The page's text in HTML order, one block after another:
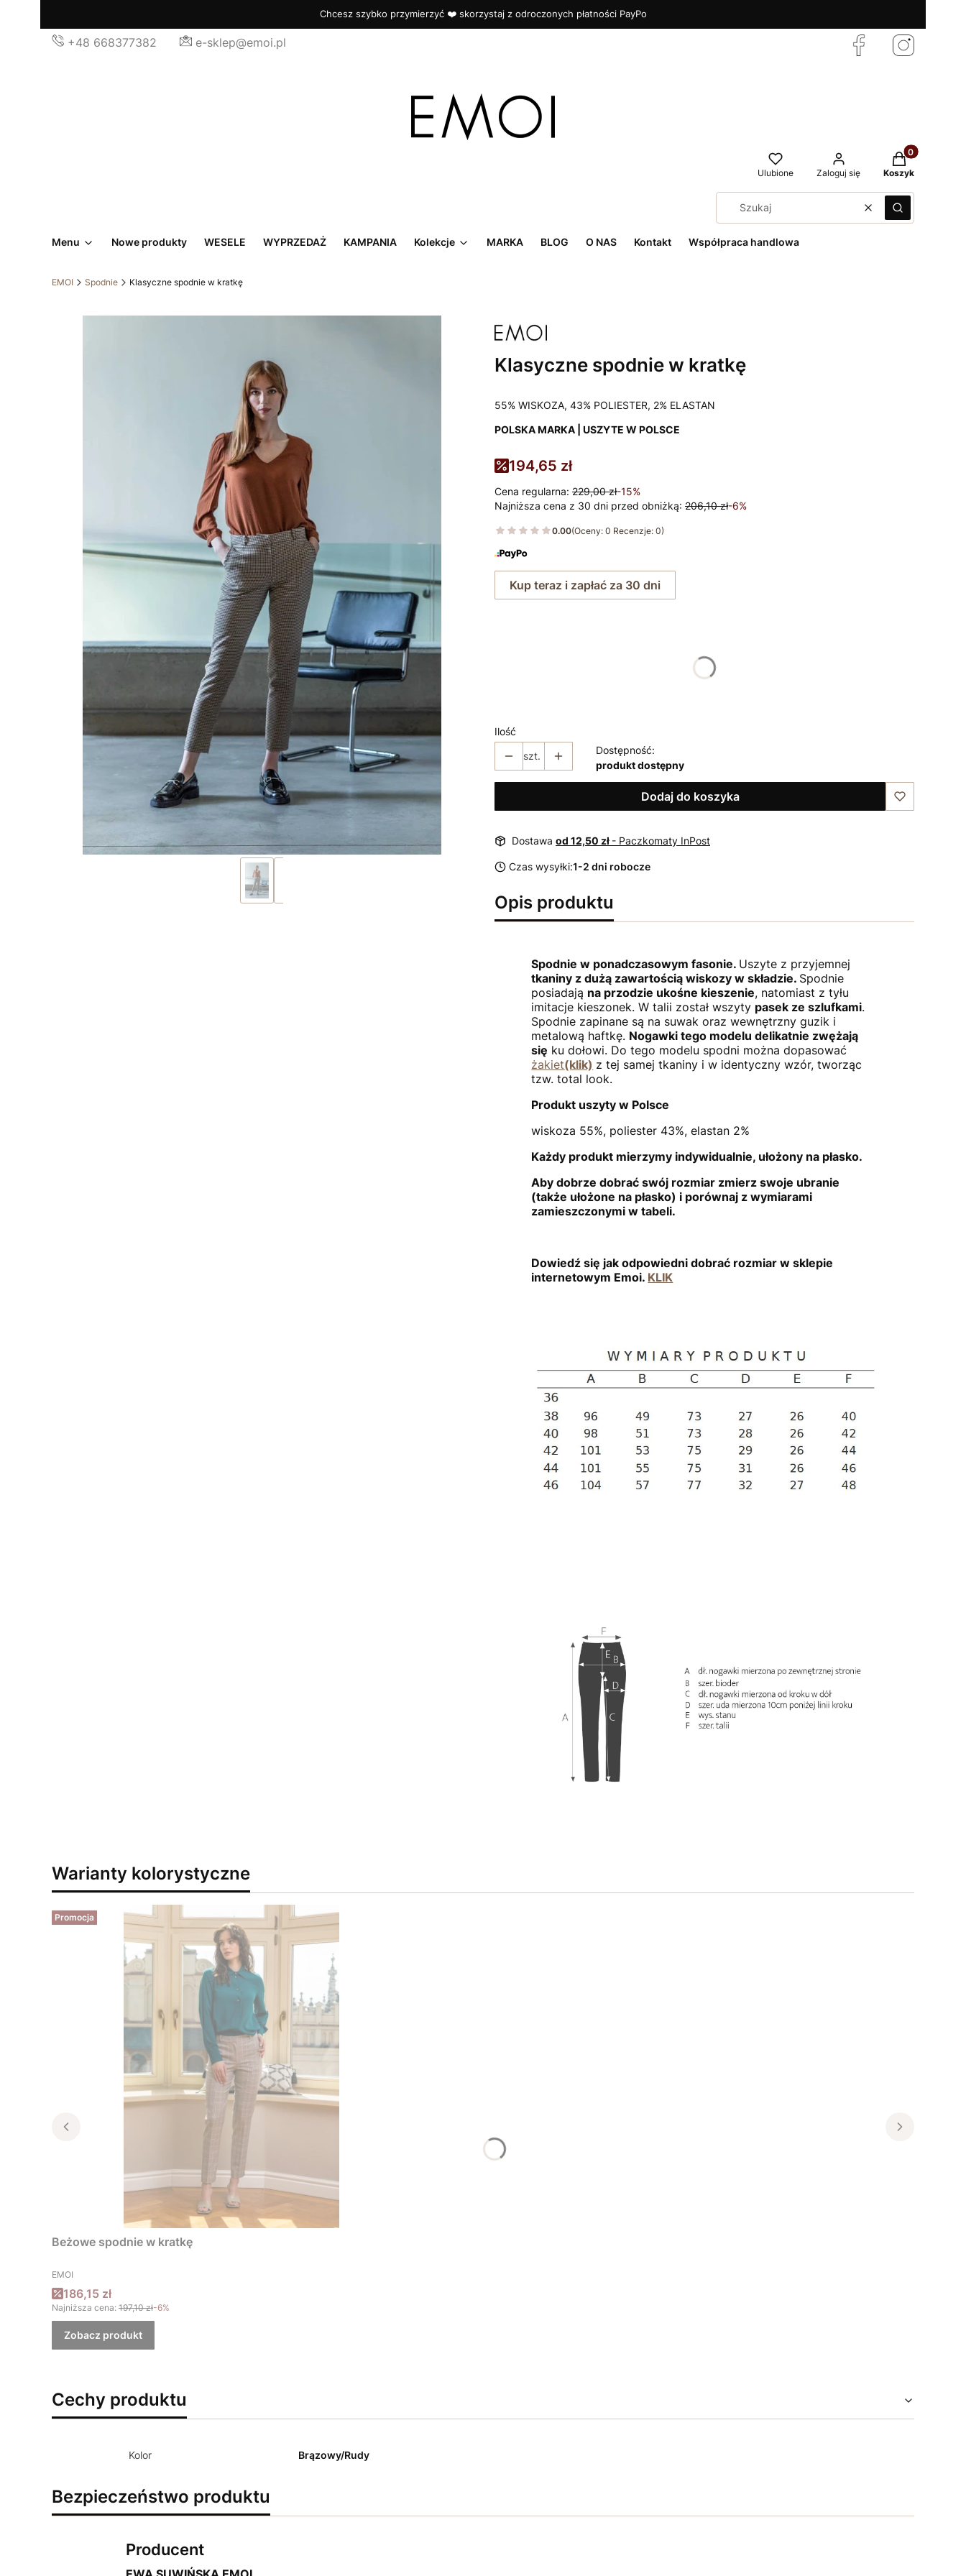
Chcesz szybko przymierzyć ❤️ skorzystaj z odroczonych płatności PayPo
+48 668377382 e-sklep@emoi.pl
Ulubione Zaloguj się
Produkty w
Koszyk
WyczyśćSzukaj
Menu Nowe produkty WESELE WYPRZEDAŻ KAMPANIA Kolekcje MARKA BLOG O NAS Kontakt Współpraca handlowa
EMOI Spodnie Klasyczne spodnie w kratkę
Klasyczne spodnie w kratkę
55% WISKOZA, 43% POLIESTER, 2% ELASTAN
POLSKA MARKA | USZYTE W POLSCE
194,65 zł
Cena regularna: 229,00 zł-15%
Najniższa cena z 30 dni przed obniżką: 206,10 zł-6%
0.00(Oceny: 0 Recenzje: 0)
Kup teraz i zapłać za 30 dni
Ilość
szt.
Dostępność:
produkt dostępny
Dodaj do koszyka
Dostawa od 12,50 zł - Paczkomaty InPost
Czas wysyłki:1-2 dni robocze
Opis produktu
Spodnie w ponadczasowym fasonie. Uszyte z przyjemnej
tkaniny z dużą zawartością wiskozy w składzie. Spodnie
posiadają na przodzie ukośne kieszenie, natomiast z tyłu
imitacje kieszonek. W talii został wszyty pasek ze szlufkami.
Spodnie zapinane są na suwak oraz wewnętrzny guzik i
metalową haftkę. Nogawki tego modelu delikatnie zwężają
się ku dołowi. Do tego modelu spodni można dopasować
żakiet(klik) z tej samej tkaniny i w identyczny wzór, tworząc
tzw. total look.
Produkt uszyty w Polsce
wiskoza 55%, poliester 43%, elastan 2%
Każdy produkt mierzymy indywidualnie, ułożony na płasko.
Aby dobrze dobrać swój rozmiar zmierz swoje ubranie
(także ułożone na płasko) i porównaj z wymiarami
zamieszczonymi w tabeli.
Dowiedź się jak odpowiedni dobrać rozmiar w sklepie
internetowym Emoi. KLIK
Warianty kolorystyczne
Promocja
Beżowe spodnie w kratkę
PRODUCENT
EMOI
Cena promocyjna
186,15 zł
Najniższa cena: 197,10 zł-6%
Zobacz produkt
Cechy produktu
Kolor Brązowy/Rudy
Bezpieczeństwo produktu
Producent